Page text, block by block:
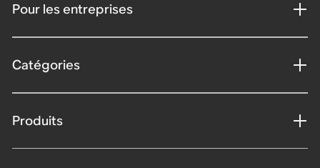
Pour les entreprises
Catégories
Produits